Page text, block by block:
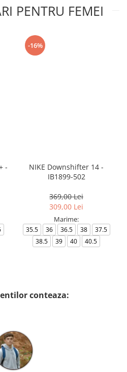
PENTRU FEMEI
-
-16%
NIKE Downshifter 14 -
IB1899-502
369,00 Lei
309,00 Lei
Marime:
35.5 36 36.5 38
37.5
38.5
39 40 40.5
conteaza: